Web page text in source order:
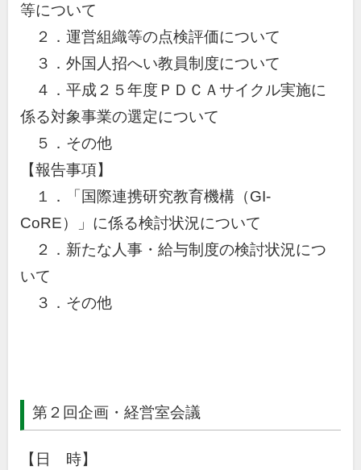
等について
２．運営組織等の点検評価について
３．外国人招へい教員制度について
４．平成２５年度ＰＤＣＡサイクル実施に
係る対象事業の選定について
５．その他
【報告事項】
１．「国際連携研究教育機構（GI-
CoRE）」に係る検討状況について
２．新たな人事・給与制度の検討状況につ
いて
３．その他
第２回企画・経営室会議
【日 時】